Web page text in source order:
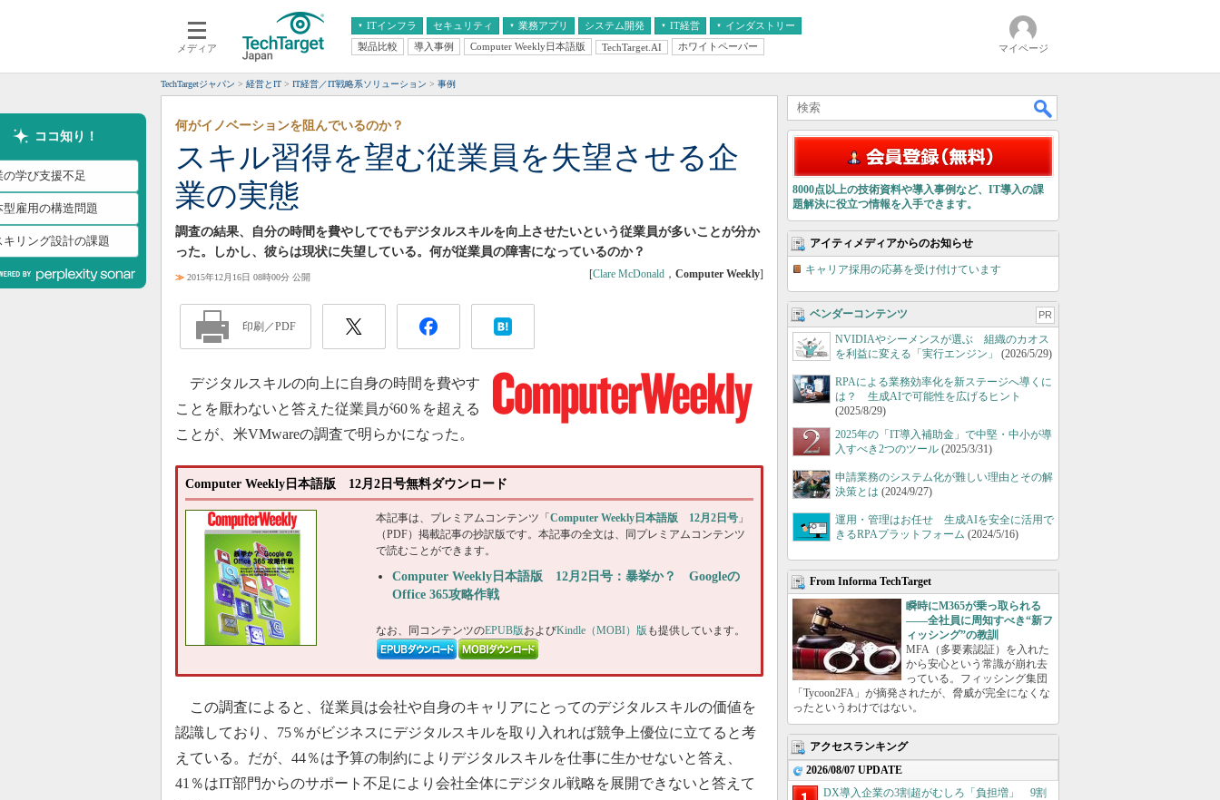
メディア
ITインフラ
クラウド
スマートモバイル
ネットワーク
システム運用管理
セキュリティ 業務アプリ
エンタープライズAI
ERP
CX
情報系システム
システム開発 IT経営
経営とIT
インダストリー
医療IT
製品比較 導入事例 Computer Weekly日本語版 TechTarget.AI ホワイトペーパー マイページ
TechTargetジャパン 経営とIT IT経営／IT戦略系ソリューション 事例
ココ知り！
の学び支援不足
型雇用の構造問題
キリング設計の課題
スキル習得を望む従業員を失望させる企
業の実態
何がイノベーションを阻んでいるのか？
調査の結果、自分の時間を費やしてでもデジタルスキルを向上させたいという従業員が多いことが分か
った。しかし、彼らは現状に失望している。何が従業員の障害になっているのか？
≫ 2015年12月16日 08時00分 公開 [Clare McDonald ， Computer Weekly]
印刷／PDF
デジタルスキルの向上に自身の時間を費やす
ことを厭わないと答えた従業員が60％を超える
ことが、米VMwareの調査で明らかになった。
Computer Weekly日本語版 12月2日号無料ダウンロード
本記事は、プレミアムコンテンツ「 Computer Weekly日本語版 12月2日号 」
（PDF）掲載記事の抄訳版です。本記事の全文は、同プレミアムコンテンツ
で読むことができます。
Computer Weekly日本語版 12月2日号：暴挙か？ Googleの
Office 365攻略作戦
なお、同コンテンツのEPUB版およびKindle（MOBI）版 も提供しています。
この調査によると、従業員は会社や自身のキャリアにとってのデジタルスキルの価値を
認識しており、75％がビジネスにデジタルスキルを取り入れれば競争上優位に立てると考
えている。だが、44％は予算の制約によりデジタルスキルを仕事に生かせないと答え、
41％はIT部門からのサポート不足により会社全体にデジタル戦略を展開できないと答えて
8000点以上の技術資料や導入事例など、IT導入の課
題解決に役立つ情報を入手できます。
アイティメディアからのお知らせ
キャリア採用の応募を受け付けています
ベンダーコンテンツ PR
NVIDIAやシーメンスが選ぶ 組織のカオス
を利益に変える「実行エンジン」
(2026/5/29)
RPAによる業務効率化を新ステージへ導くに
は？ 生成AIで可能性を広げるヒント
(2025/8/29)
2025年の「IT導入補助金」で中堅・中小が導
入すべき2つのツール (2025/3/31)
申請業務のシステム化が難しい理由とその解
決策とは (2024/9/27)
運用・管理はお任せ 生成AIを安全に活用で
きるRPAプラットフォーム (2024/5/16)
From Informa TechTarget
瞬時にM365が乗っ取られる
――全社員に周知すべき“新フ
ィッシング”の教訓
MFA（多要素認証）を入れた
から安心という常識が崩れ去
っている。フィッシング集団
「Tycoon2FA」が摘発されたが、脅威が完全になくな
ったというわけではない。
アクセスランキング
2026/08/07 UPDATE
DX導入企業の3割超がむしろ「負担増」 9割